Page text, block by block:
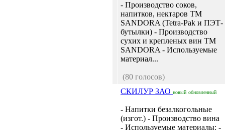
- Производство соков,
напитков, нектаров ТМ
SANDORA (Tetra-Pak и ПЭТ-
бутылки) - Производство
сухих и крепленых вин ТМ
SANDORA - Используемые
материал...
(80 голосов)
СКИЛУР ЗАО новый обновленный
- Напитки безалкогольные
(изгот.) - Производство вина
- Используемые материалы: -